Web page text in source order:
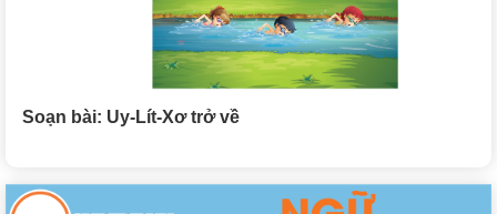
Soạn bài: Uy-Lít-Xơ trở về